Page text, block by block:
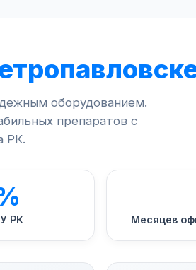
оборудованием.
препаратов с
РК.
РК Месяцев